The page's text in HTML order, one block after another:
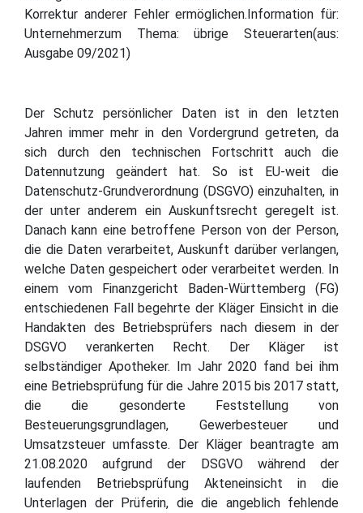
Korrektur anderer Fehler ermöglichen.Information für:
Unternehmerzum Thema: übrige Steuerarten(aus:
Ausgabe 09/2021)
Der Schutz persönlicher Daten ist in den letzten
Jahren immer mehr in den Vordergrund getreten, da
sich durch den technischen Fortschritt auch die
Datennutzung geändert hat. So ist EU-weit die
Datenschutz-Grundverordnung (DSGVO) einzuhalten, in
der unter anderem ein Auskunftsrecht geregelt ist.
Danach kann eine betroffene Person von der Person,
die die Daten verarbeitet, Auskunft darüber verlangen,
welche Daten gespeichert oder verarbeitet werden. In
einem vom Finanzgericht Baden-Württemberg (FG)
entschiedenen Fall begehrte der Kläger Einsicht in die
Handakten des Betriebsprüfers nach diesem in der
DSGVO verankerten Recht. Der Kläger ist
selbständiger Apotheker. Im Jahr 2020 fand bei ihm
eine Betriebsprüfung für die Jahre 2015 bis 2017 statt,
die die gesonderte Feststellung von
Besteuerungsgrundlagen, Gewerbesteuer und
Umsatzsteuer umfasste. Der Kläger beantragte am
21.08.2020 aufgrund der DSGVO während der
laufenden Betriebsprüfung Akteneinsicht in die
Unterlagen der Prüferin, die die angeblich fehlende